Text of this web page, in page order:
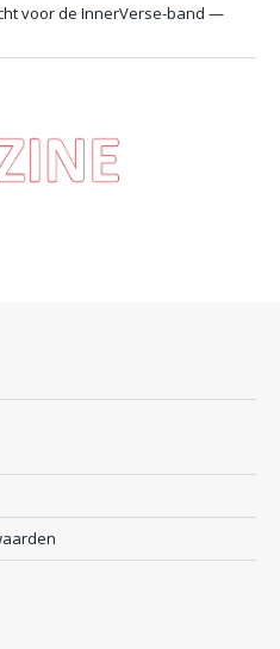
voor de InnerVerse-band —